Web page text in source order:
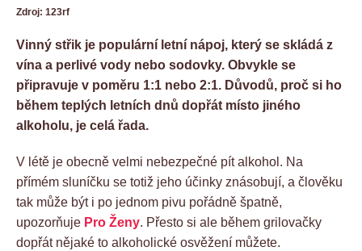
Zdroj: 123rf
Vinný střik je populární letní nápoj, který se skládá z
vína a perlivé vody nebo sodovky. Obvykle se
připravuje v poměru 1:1 nebo 2:1. Důvodů, proč si ho
během teplých letních dnů dopřát místo jiného
alkoholu, je celá řada.
V létě je obecně velmi nebezpečné pít alkohol. Na
přímém sluníčku se totiž jeho účinky znásobují, a člověku
tak může být i po jednom pivu pořádně špatně,
upozorňuje Pro Ženy. Přesto si ale během grilovačky
dopřát nějaké to alkoholické osvěžení můžete.